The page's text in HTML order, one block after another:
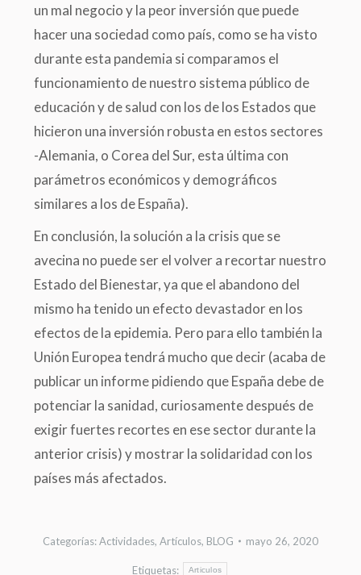
un mal negocio y la peor inversión que puede
hacer una sociedad como país, como se ha visto
durante esta pandemia si comparamos el
funcionamiento de nuestro sistema público de
educación y de salud con los de los Estados que
hicieron una inversión robusta en estos sectores
-Alemania, o Corea del Sur, esta última con
parámetros económicos y demográficos
similares a los de España).
En conclusión, la solución a la crisis que se
avecina no puede ser el volver a recortar nuestro
Estado del Bienestar, ya que el abandono del
mismo ha tenido un efecto devastador en los
efectos de la epidemia. Pero para ello también la
Unión Europea tendrá mucho que decir (acaba de
publicar un informe pidiendo que España debe de
potenciar la sanidad, curiosamente después de
exigir fuertes recortes en ese sector durante la
anterior crisis) y mostrar la solidaridad con los
países más afectados.
Categorías:Actividades, Artículos, BLOG mayo 26, 2020
Etiquetas: Articulos